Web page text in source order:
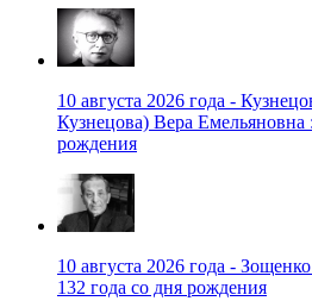
10 августа 2026 года -
Кузнецова) Вера Емельяновна
рождения
10 августа 2026 года -
132 года со дня рождения